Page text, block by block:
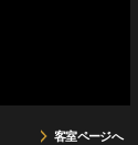
客室ページへ